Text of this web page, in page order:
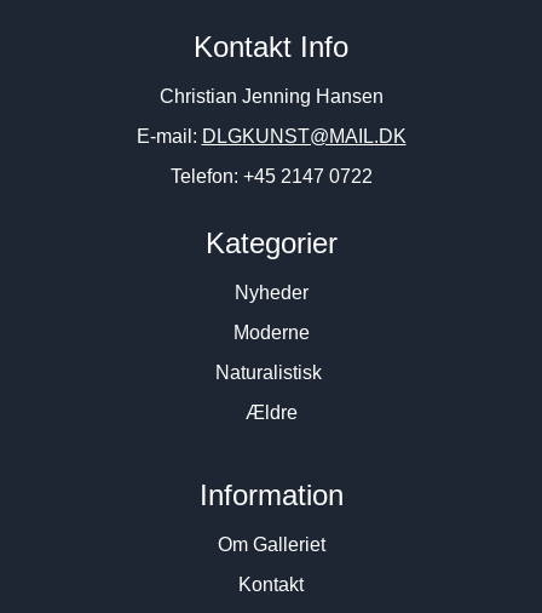
Kontakt Info
Christian Jenning Hansen
E-mail: DLGKUNST@MAIL.DK
Telefon: +45 2147 0722
Kategorier
Nyheder
Moderne
Naturalistisk
Ældre
Information
Om Galleriet
Kontakt